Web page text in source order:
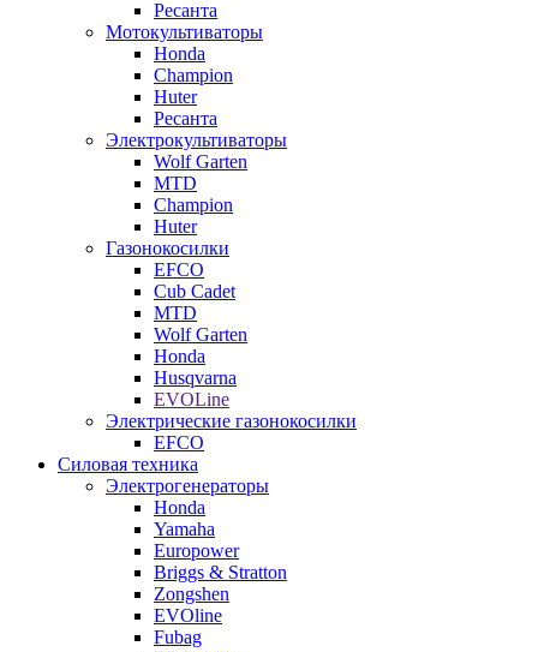
Ресанта
Мотокультиваторы
Honda
Champion
Huter
Ресанта
Электрокультиваторы
Wolf Garten
MTD
Champion
Huter
Газонокосилки
EFCO
Cub Cadet
MTD
Wolf Garten
Honda
Husqvarna
EVOLine
Электрические газонокосилки
EFCO
Силовая техника
Электрогенераторы
Honda
Yamaha
Europower
Briggs & Stratton
Zongshen
EVOline
Fubag